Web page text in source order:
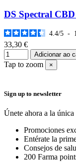
DS Spectral
4.4/5 -
33,30 €
Adicionar ao
Tap to zoom ×
Sign up to newsletter
Únete ahora a la
Promociones
Entérate la
Consejos de
200 Farma